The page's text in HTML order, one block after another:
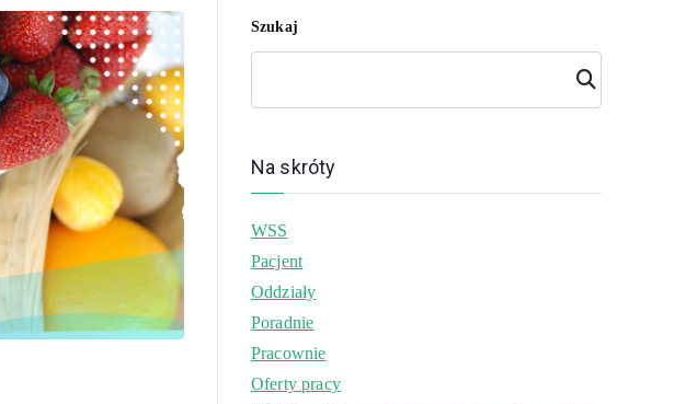
Szukaj
Szuk
aj
Na skróty
WSS
Pacjent
Oddziały
Poradnie
Pracownie
Oferty pracy